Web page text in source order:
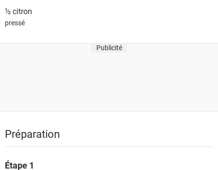
½citron
pressé
Publicité
Préparation
Étape 1